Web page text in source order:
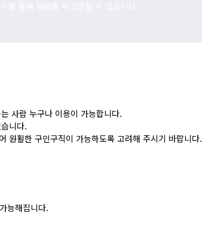
사람 누구나 이용이 가능합니다.
니다.
원활한 구인구직이 가능하도록 고려해 주시기 바랍니다.
능해집니다.